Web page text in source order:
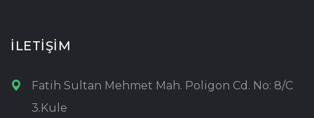
İLETİŞİM
Fatih Sultan Mehmet Mah. Poligon Cd. No: 8/C
3.Kule